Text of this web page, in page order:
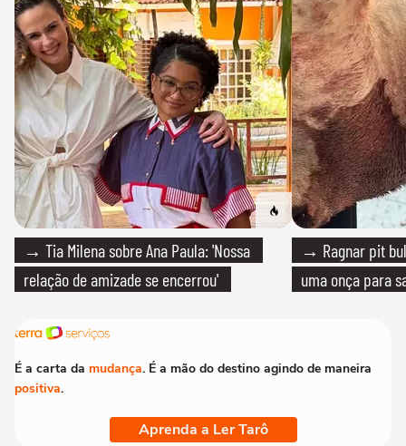
→ Tia Milena sobre Ana Paula: 'Nossa
relação de amizade se encerrou'
→ Ragnar pit
uma onça para
É a carta da mudança. É a mão do destino agindo de maneira
positiva.
Aprenda a Ler Tarô